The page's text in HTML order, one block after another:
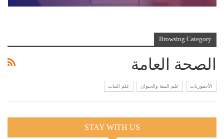
Browsing Category
الصحة العامة
الأحفوريات علم البيئة والحيوان علم النبات
STAY WITH US